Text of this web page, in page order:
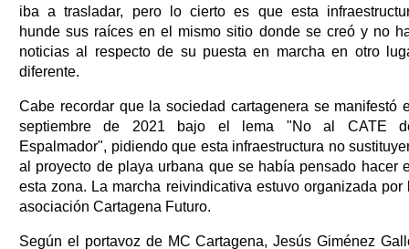
iba a trasladar, pero lo cierto es que esta
hunde sus raíces en el mismo sitio donde se creó y no
noticias al respecto de su puesta en marcha en otro
diferente.
Cabe recordar que la sociedad cartagenera se manifestó
septiembre de 2021 bajo el lema "No al CATE
Espalmador", pidiendo que esta infraestructura no
al proyecto de playa urbana que se había pensado hacer
esta zona. La marcha reivindicativa estuvo organizada por
asociación Cartagena Futuro.
Según el portavoz de MC Cartagena, Jesús Giménez